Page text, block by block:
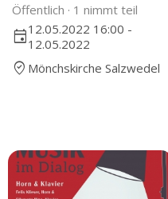
Öffentlich · 1 nimmt teil
event12.05.2022 16:00 -
12.05.2022
where_to_vote Mönchskirche Salzwedel